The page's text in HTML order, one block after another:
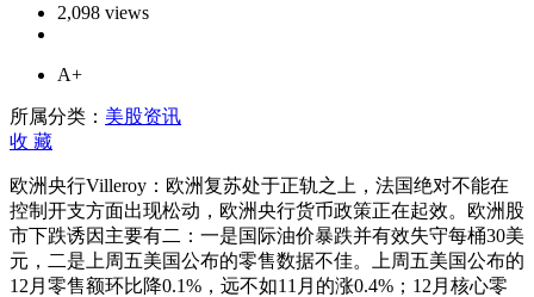
股
一
天
全
线
下
跌
2,098 views
A+
所属分类： 美股资讯
收 藏
欧洲央行Villeroy：欧洲复苏处于正轨之上，法国绝对不能在
控制开支方面出现松动，欧洲央行货币政策正在起效。欧洲股
市下跌诱因主要有二：一是国际油价暴跌并有效失守每桶30美
元，二是上周五美国公布的零售数据不佳。上周五美国公布的
12月零售额环比降0.1%，远不如11月的涨0.4%；12月核心零